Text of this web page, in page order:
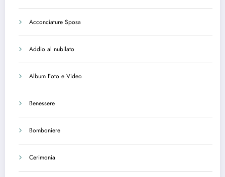
Acconciature Sposa
Addio al nubilato
Album Foto e Video
Benessere
Bomboniere
Cerimonia